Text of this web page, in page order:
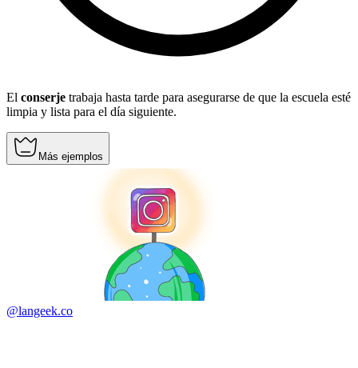
El conserje trabaja hasta tarde para asegurarse de que la escuela esté
limpia y lista para el día siguiente.
Más ejemplos
@langeek.co